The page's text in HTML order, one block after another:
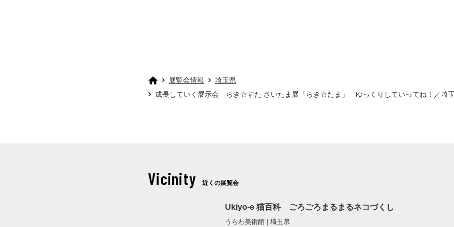
展覧会情報
埼玉県
成長していく展示会 らき☆すた さいたま展「らき☆たま」 ゆっくりしていってね！／埼
Vicinity 近くの展覧会
Ukiyo-e 猫百科 ごろごろまるまるネコづくし
うらわ美術館 | 埼玉県